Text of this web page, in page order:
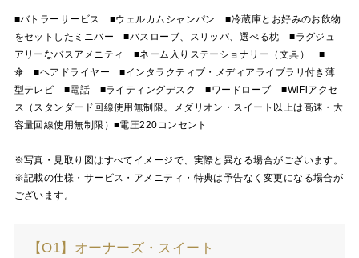
■バトラーサービス ■ウェルカムシャンパン ■冷蔵庫とお好みのお飲物
をセットしたミニバー ■バスローブ、スリッパ、選べる枕 ■ラグジュ
アリーなバスアメニティ ■ネーム⼊りステーショナリー（文具） ■
傘 ■ヘアドライヤー ■インタラクティブ・メディアライブラリ付き薄
型テレビ ■電話 ■ライティングデスク ■ワードローブ ■WiFiアクセ
ス（スタンダード回線使用無制限。メダリオン・スイート以上は高速・大
容量回線使用無制限）■電圧220コンセント
※写真・見取り図はすべてイメージで、実際と異なる場合がございます。
※記載の仕様・サービス・アメニティ・特典は予告なく変更になる場合が
ございます。
【O1】オーナーズ・スイート